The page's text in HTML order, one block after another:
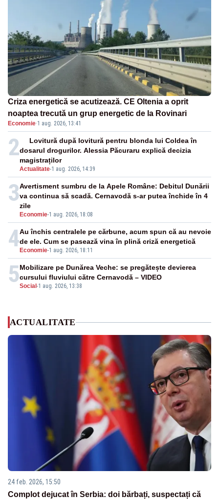
Criza energetică se acutizează. CE Oltenia a oprit
noaptea trecută un grup energetic de la Rovinari
Economie·1 aug. 2026, 13:41
2
Actualitate-1 aug. 2026, 14:39
Lovitură după lovitură pentru blonda lui Coldea în
dosarul drogurilor. Alessia Păcuraru explică decizia
magistraților
3
Economie-1 aug. 2026, 18:08
Avertisment sumbru de la Apele Române: Debitul Dunării
va continua să scadă. Cernavodă s-ar putea închide în 4
zile
4 Economie-1 aug. 2026, 18:11
Au închis centralele pe cărbune, acum spun că au nevoie
de ele. Cum se pasează vina în plină criză energetică
5Social -1 aug. 2026, 13:38
Mobilizare pe Dunărea Veche: se pregătește devierea
cursului fluviului către Cernavodă – VIDEO
ACTUALITATE
24 feb. 2026, 15:50
Complot dejucat în Serbia: doi bărbați, suspectați că